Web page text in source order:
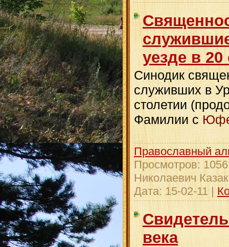
уезде в 20
Синодик
служивших в
столетии
Фамилии с
Православный
Просмотров: 1056
Николаевич
Дата: 15-02-11 |
века